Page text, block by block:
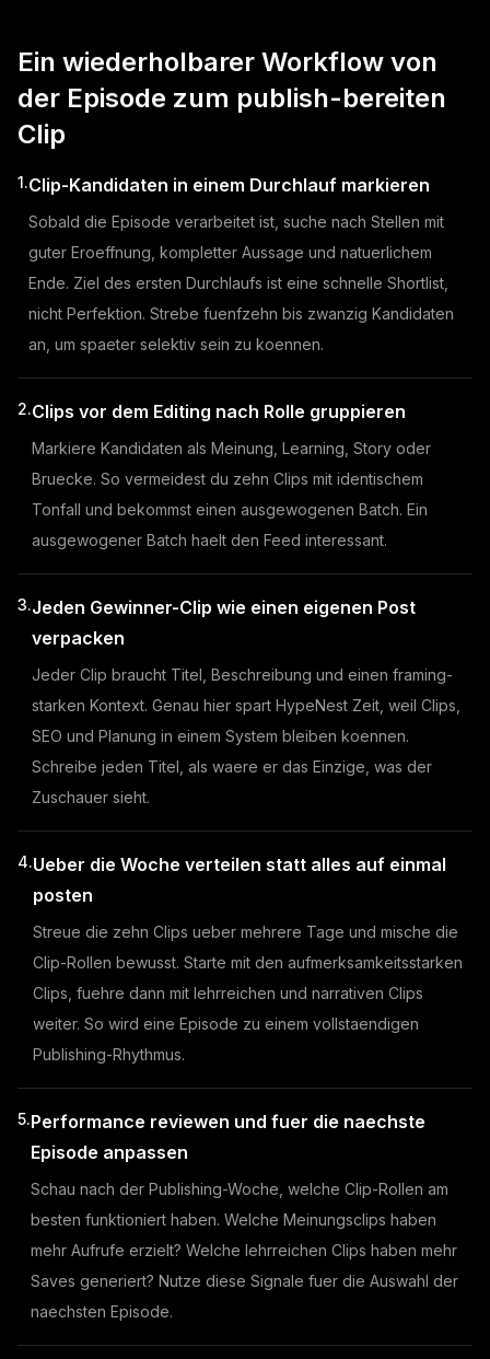
Ein wiederholbarer Workflow von
der Episode zum publish-bereiten
Clip
1.Clip-Kandidaten in einem Durchlauf markieren
Sobald die Episode verarbeitet ist, suche nach Stellen mit
guter Eroeffnung, kompletter Aussage und natuerlichem
Ende. Ziel des ersten Durchlaufs ist eine schnelle Shortlist,
nicht Perfektion. Strebe fuenfzehn bis zwanzig Kandidaten
an, um spaeter selektiv sein zu koennen.
2.Clips vor dem Editing nach Rolle gruppieren
Markiere Kandidaten als Meinung, Learning, Story oder
Bruecke. So vermeidest du zehn Clips mit identischem
Tonfall und bekommst einen ausgewogenen Batch. Ein
ausgewogener Batch haelt den Feed interessant.
3.Jeden Gewinner-Clip wie einen eigenen Post
verpacken
Jeder Clip braucht Titel, Beschreibung und einen framing-
starken Kontext. Genau hier spart HypeNest Zeit, weil Clips,
SEO und Planung in einem System bleiben koennen.
Schreibe jeden Titel, als waere er das Einzige, was der
Zuschauer sieht.
4.Ueber die Woche verteilen statt alles auf einmal
posten
Streue die zehn Clips ueber mehrere Tage und mische die
Clip-Rollen bewusst. Starte mit den aufmerksamkeitsstarken
Clips, fuehre dann mit lehrreichen und narrativen Clips
weiter. So wird eine Episode zu einem vollstaendigen
Publishing-Rhythmus.
5.Performance reviewen und fuer die naechste
Episode anpassen
Schau nach der Publishing-Woche, welche Clip-Rollen am
besten funktioniert haben. Welche Meinungsclips haben
mehr Aufrufe erzielt? Welche lehrreichen Clips haben mehr
Saves generiert? Nutze diese Signale fuer die Auswahl der
naechsten Episode.